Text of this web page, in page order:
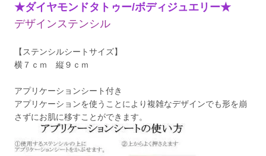
★ダイヤモンドタトゥー/ボディジュエリー★
デザインステンシル
【ステンシルシートサイズ】
横７ｃｍ 縦９ｃｍ
アプリケーションシート付き
アプリケーションを使うことにより複雑なデザインでも形を崩
さずにお肌に移すことができます。